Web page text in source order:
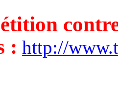
: http://